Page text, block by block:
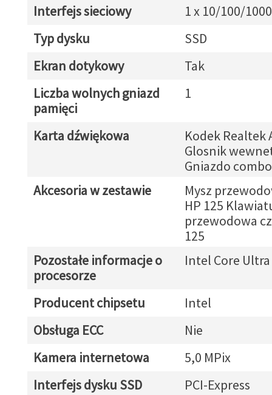
Interfejs sieciowy
1 x 10/100/
Typ dysku
SSD
Ekran dotykowy
Tak
Liczba wolnych gniazd
pamięci
1
Karta dźwiękowa
Kodek Realtek
Glosnik
Gniazdo combo
Akcesoria w zestawie
Mysz
HP 125
przewodowa
125
Pozostałe informacje o
procesorze
Intel Core Ultra
Producent chipsetu
Intel
Obsługa ECC
Nie
Kamera internetowa
5,0 MPix
Interfejs dysku SSD
PCI-Express